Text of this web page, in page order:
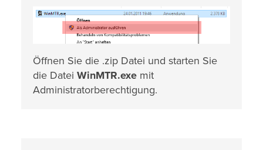
Öffnen Sie die .zip Datei und starten Sie
die Datei WinMTR.exe mit
Administratorberechtigung.